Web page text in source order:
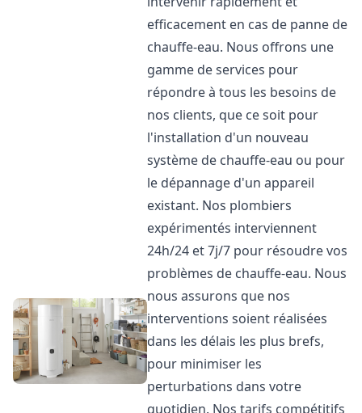
efficacement en cas de panne de
chauffe-eau. Nous offrons une
gamme de services pour
répondre à tous les besoins de
nos clients, que ce soit pour
l'installation d'un nouveau
système de chauffe-eau ou pour
le dépannage d'un appareil
existant. Nos plombiers
expérimentés interviennent
24h/24 et 7j/7 pour résoudre vos
problèmes de chauffe-eau. Nous
nous assurons que nos
interventions soient réalisées
dans les délais les plus brefs,
pour minimiser les
perturbations dans votre
quotidien. Nos tarifs compétitifs